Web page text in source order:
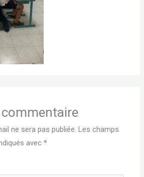
ne sera pas publiée. Les champs
avec*